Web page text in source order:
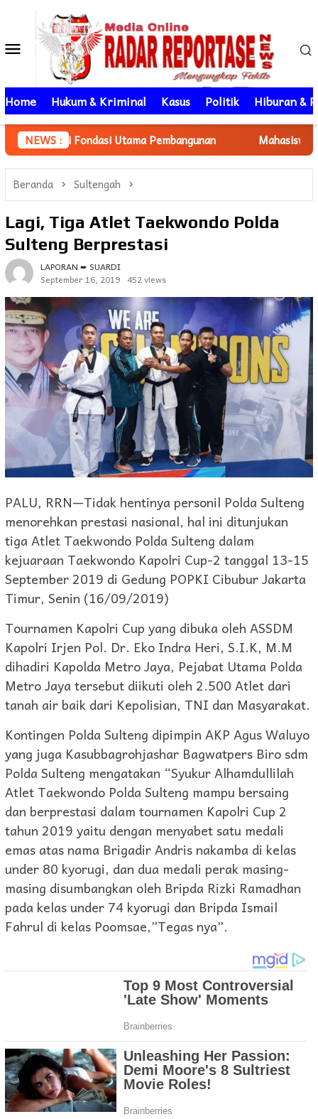
kontenMenu
Mobile
Home Hukum & Kriminal Kasus Politik Hiburan &
NEWS :
Fondasi Utama Pembangunan Mahasiswa KKN
Beranda Sultengah
Lagi, Tiga Atlet Taekwondo Polda
Sulteng Berprestasi
LAPORAN ➨ SUARDI
September 16, 2019 452 views
PALU, RRN—Tidak hentinya personil Polda Sulteng
menorehkan prestasi nasional, hal ini ditunjukan
tiga Atlet Taekwondo Polda Sulteng dalam
kejuaraan Taekwondo Kapolri Cup-2 tanggal 13-15
September 2019 di Gedung POPKI Cibubur Jakarta
Timur, Senin (16/09/2019)
Tournamen Kapolri Cup yang dibuka oleh ASSDM
Kapolri Irjen Pol. Dr. Eko Indra Heri, S.I.K, M.M
dihadiri Kapolda Metro Jaya, Pejabat Utama Polda
Metro Jaya tersebut diikuti oleh 2.500 Atlet dari
tanah air baik dari Kepolisian, TNI dan Masyarakat.
Kontingen Polda Sulteng dipimpin AKP Agus Waluyo
yang juga Kasubbagrohjashar Bagwatpers Biro sdm
Polda Sulteng mengatakan “Syukur Alhamdullilah
Atlet Taekwondo Polda Sulteng mampu bersaing
dan berprestasi dalam tournamen Kapolri Cup 2
tahun 2019 yaitu dengan menyabet satu medali
emas atas nama Brigadir Andris nakamba di kelas
under 80 kyorugi, dan dua medali perak masing-
masing disumbangkan oleh Bripda Rizki Ramadhan
pada kelas under 74 kyorugi dan Bripda Ismail
Fahrul di kelas Poomsae,”Tegas nya”.